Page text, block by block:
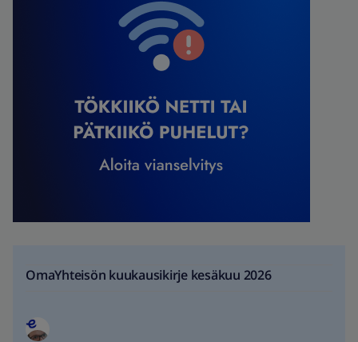
OmaYhteisön kuukausikirje kesäkuu 2026